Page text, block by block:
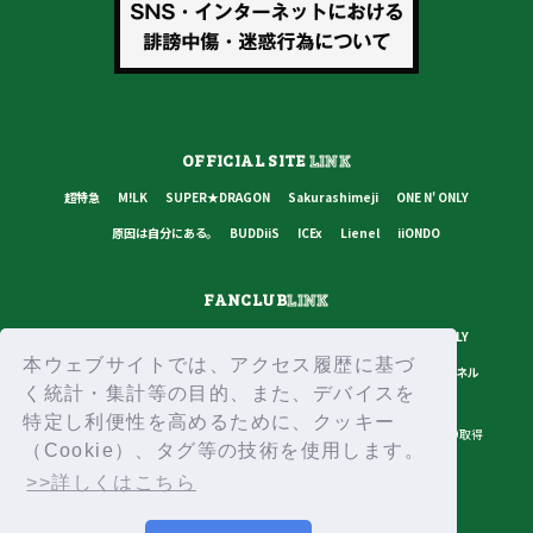
本ウェブサイトでは、アクセス履歴に基づ
く統計・集計等の目的、また、デバイスを
特定し利便性を高めるために、クッキー
（Cookie）、タグ等の技術を使用します。
>>詳しくはこちら
OFFICIAL SITELINK
超特急 M!LK SUPER★DRAGON Sakurashimeji
ONE N' ONLY
原因は自分にある。
BUDDiiS ICEx Lienel iiONDO
FANCLUBLINK
ONE N' ONLY
原因は自分にある。
BUDDiiS ICEx Lienel スターダストチャンネル
プライバシーポリシー ご利用規約 推奨環境 ヘルプ・お問い合わせ
ID取得